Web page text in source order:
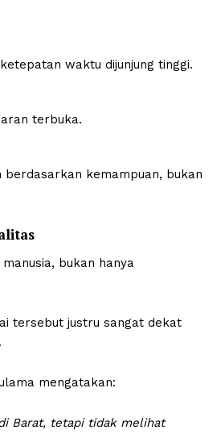
waktu dijunjung tinggi.
terbuka.
kemampuan, bukan
bukan hanya
tersebut justru sangat dekat
mengatakan:
Barat, tetapi tidak melihat